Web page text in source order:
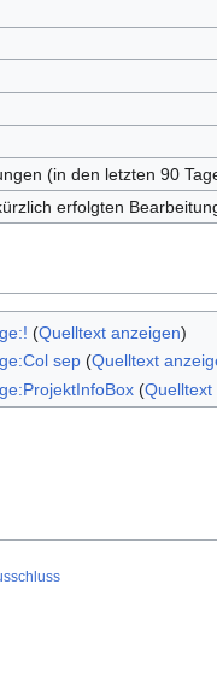
(in den letzten 90
erfolgten
(Quelltext anzeigen)
sep(Quelltext
(Quelltext